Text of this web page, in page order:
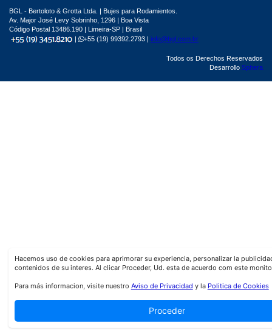
Hacemos uso de cookies para aprimorar su experiencia, personalizar la
contenidos de su interes. Al clicar Proceder, Ud. esta de acuerdo com este
Para más informacion, visite nuestro Aviso de Privacidad y la Politica de Cookies
Proceder
BGL - Bertoloto & Grotta Ltda. | Bujes para Rodamientos.
Av. Major José Levy Sobrinho, 1296 | Boa Vista
Código Postal 13486.190 | Limeira-SP | Brasil
|
+55 (19) 99392.2793 | info@bgl.com.br
Todos os Derechos Reservados
Desarrollo Sphera